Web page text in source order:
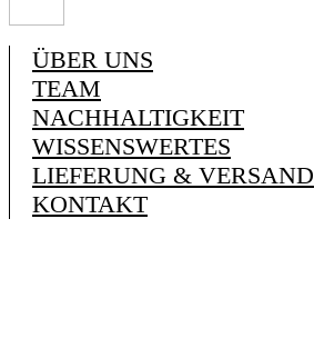
ÜBER UNS
TEAM
NACHHALTIGKEIT
WISSENSWERTES
LIEFERUNG & VERSAND
KONTAKT